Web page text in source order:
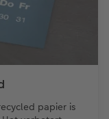
papier is